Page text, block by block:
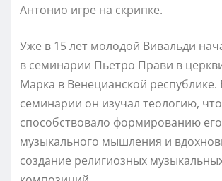
Антонио игре на скрипке.
Уже в 15 лет молодой Вивальди
в семинарии Пьетро Прави в
Марка в Венецианской республике.
семинарии он изучал теологию, что
способствовало формированию его
музыкального мышления и
создание религиозных